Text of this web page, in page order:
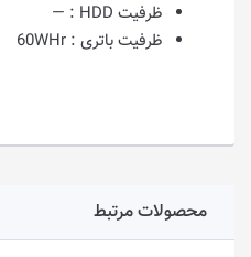
ظرفیت HDD :
—
ظرفیت باتری : 60WHr
محصولات مرتبط